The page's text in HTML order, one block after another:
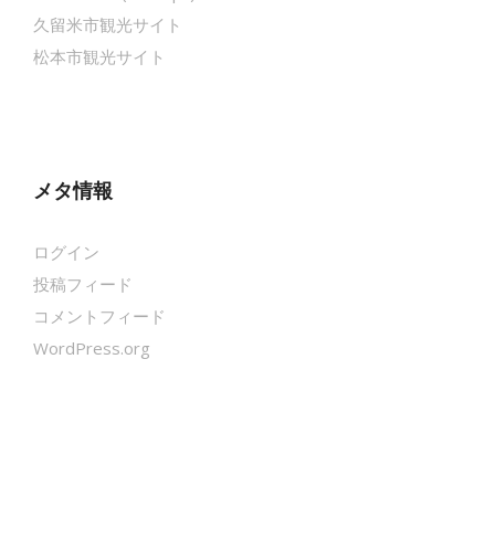
久留米市観光サイト
松本市観光サイト
メタ情報
ログイン
投稿フィード
コメントフィード
WordPress.org